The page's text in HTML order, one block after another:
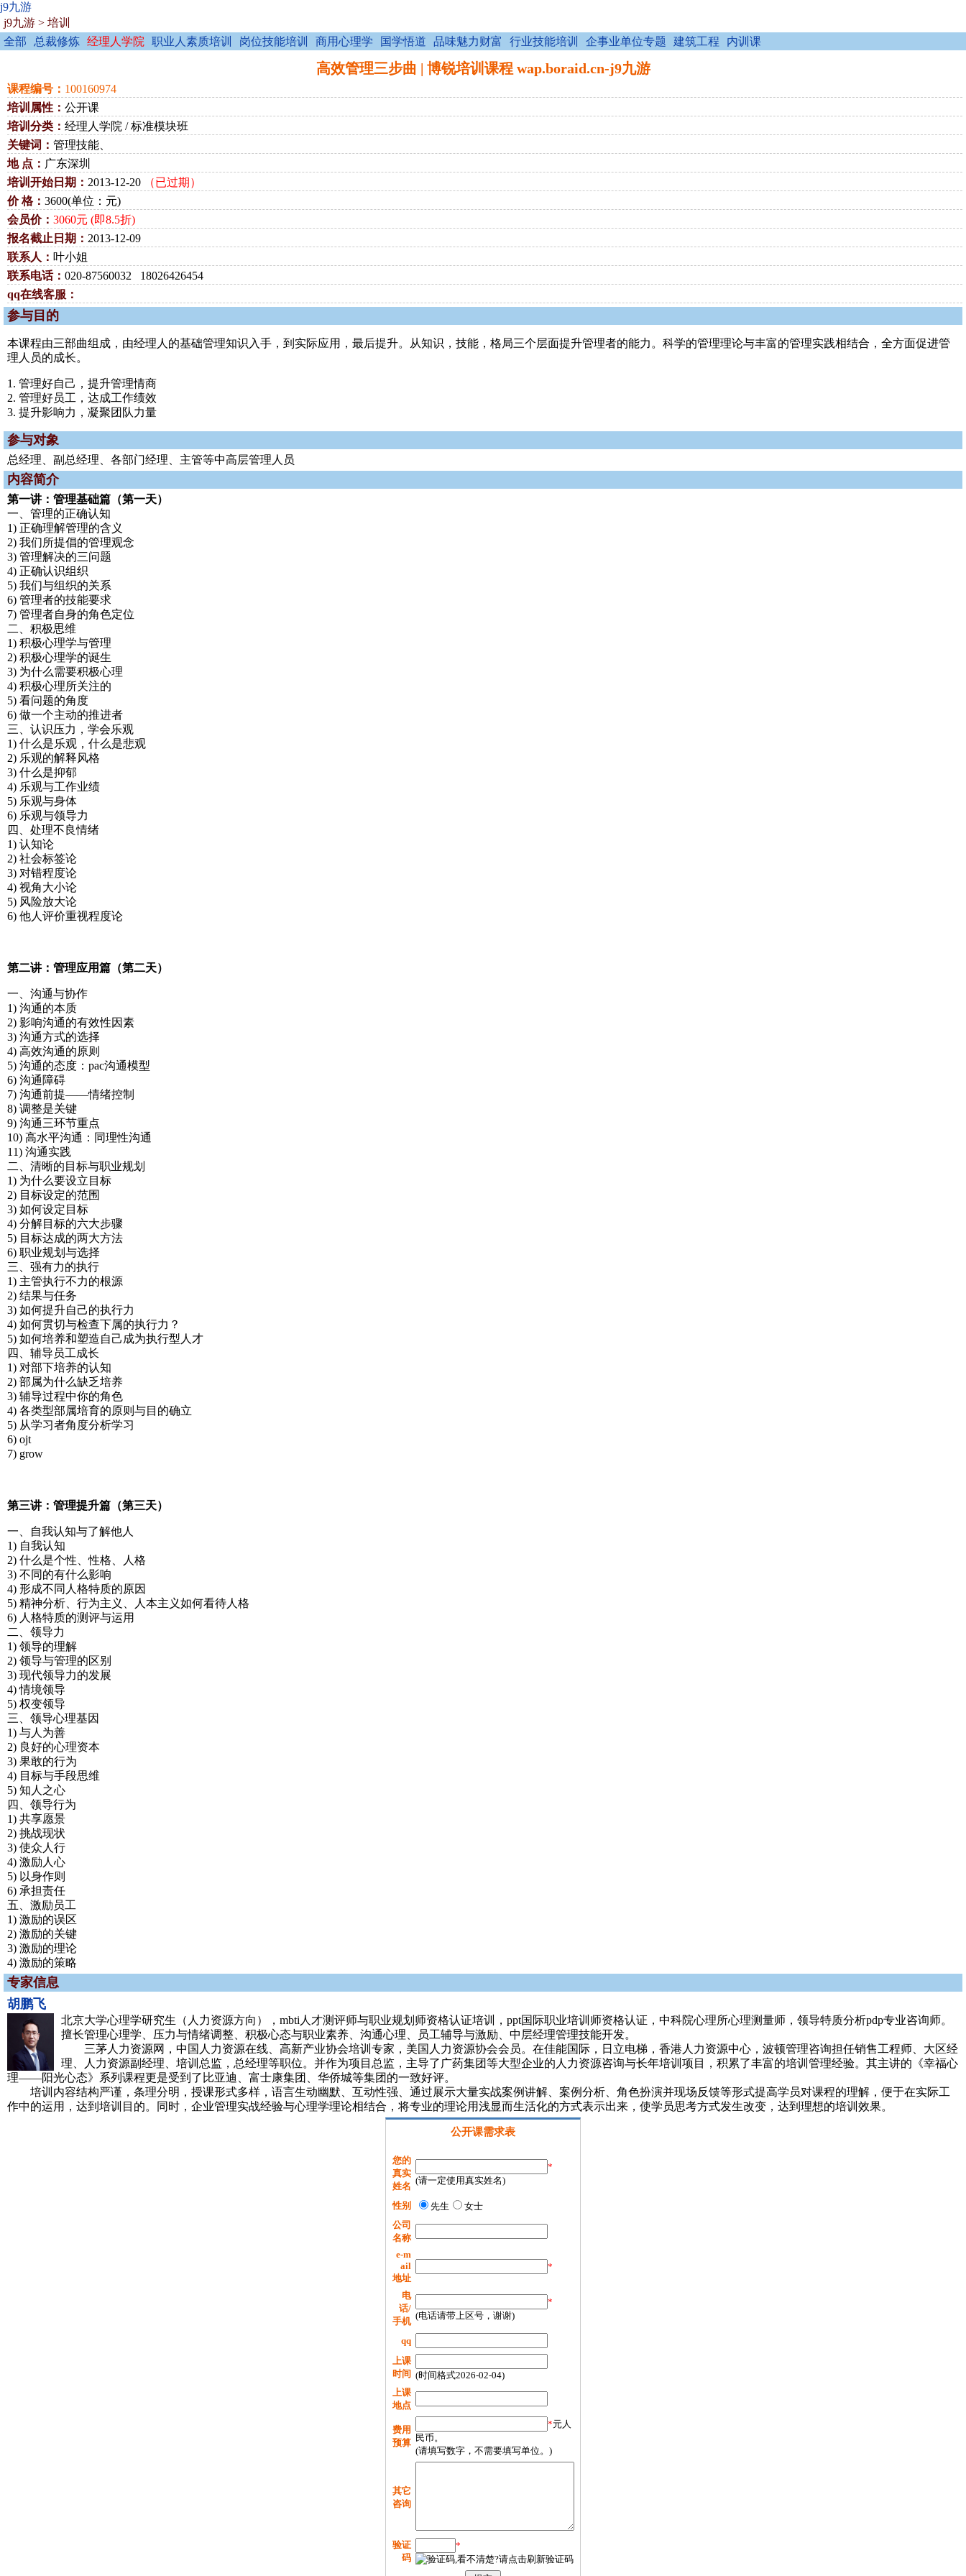
j9九游
j9九游 > 培训
全部
总裁修炼 经理人学院 职业人素质培训 岗位技能培训 商用心理学 国学悟道 品味魅力财富 行业技能培训 企事业单位专题 建筑工程 内训课
高效管理三步曲 | 博锐培训课程 wap.boraid.cn-j9九游
课程编号： 100160974
培训属性： 公开课
培训分类： 经理人学院 / 标准模块班
关键词： 管理技能、
地 点： 广东深圳
培训开始日期： 2013-12-20
（已过期）
价 格： 3600(单位：元)
会员价： 3060元 (即8.5折)
报名截止日期： 2013-12-09
联系人： 叶小姐
联系电话： 020-87560032 18026426454
qq在线客服：
参与目的
本课程由三部曲组成，由经理人的基础管理知识入手，到实际应用，最后提升。从知识，技能，格局三个层面提升管理者的能力。科学的管理理论与丰富的管理实践相结合，全方面促进管
理人员的成长。
1. 管理好自己，提升管理情商
2. 管理好员工，达成工作绩效
3. 提升影响力，凝聚团队力量
参与对象
总经理、副总经理、各部门经理、主管等中高层管理人员
内容简介
第一讲：管理基础篇（第一天）
一、管理的正确认知
1) 正确理解管理的含义
2) 我们所提倡的管理观念
3) 管理解决的三问题
4) 正确认识组织
5) 我们与组织的关系
6) 管理者的技能要求
7) 管理者自身的角色定位
二、积极思维
1) 积极心理学与管理
2) 积极心理学的诞生
3) 为什么需要积极心理
4) 积极心理所关注的
5) 看问题的角度
6) 做一个主动的推进者
三、认识压力，学会乐观
1) 什么是乐观，什么是悲观
2) 乐观的解释风格
3) 什么是抑郁
4) 乐观与工作业绩
5) 乐观与身体
6) 乐观与领导力
四、处理不良情绪
1) 认知论
2) 社会标签论
3) 对错程度论
4) 视角大小论
5) 风险放大论
6) 他人评价重视程度论
第二讲：管理应用篇（第二天）
一、沟通与协作
1) 沟通的本质
2) 影响沟通的有效性因素
3) 沟通方式的选择
4) 高效沟通的原则
5) 沟通的态度：pac沟通模型
6) 沟通障碍
7) 沟通前提——情绪控制
8) 调整是关键
9) 沟通三环节重点
10) 高水平沟通：同理性沟通
11) 沟通实践
二、清晰的目标与职业规划
1) 为什么要设立目标
2) 目标设定的范围
3) 如何设定目标
4) 分解目标的六大步骤
5) 目标达成的两大方法
6) 职业规划与选择
三、强有力的执行
1) 主管执行不力的根源
2) 结果与任务
3) 如何提升自己的执行力
4) 如何贯切与检查下属的执行力？
5) 如何培养和塑造自己成为执行型人才
四、辅导员工成长
1) 对部下培养的认知
2) 部属为什么缺乏培养
3) 辅导过程中你的角色
4) 各类型部属培育的原则与目的确立
5) 从学习者角度分析学习
6) ojt
7) grow
第三讲：管理提升篇（第三天）
一、自我认知与了解他人
1) 自我认知
2) 什么是个性、性格、人格
3) 不同的有什么影响
4) 形成不同人格特质的原因
5) 精神分析、行为主义、人本主义如何看待人格
6) 人格特质的测评与运用
二、领导力
1) 领导的理解
2) 领导与管理的区别
3) 现代领导力的发展
4) 情境领导
5) 权变领导
三、领导心理基因
1) 与人为善
2) 良好的心理资本
3) 果敢的行为
4) 目标与手段思维
5) 知人之心
四、领导行为
1) 共享愿景
2) 挑战现状
3) 使众人行
4) 激励人心
5) 以身作则
6) 承担责任
五、激励员工
1) 激励的误区
2) 激励的关键
3) 激励的理论
4) 激励的策略
专家信息
胡鹏飞
北京大学心理学研究生（人力资源方向），mbti人才测评师与职业规划师资格认证培训，ppt国际职业培训师资格认证，中科院心理所心理测量师，领导特质分析pdp专业咨询师。
擅长管理心理学、压力与情绪调整、积极心态与职业素养、沟通心理、员工辅导与激励、中层经理管理技能开发。
三茅人力资源网，中国人力资源在线、高新产业协会培训专家，美国人力资源协会会员。在佳能国际，日立电梯，香港人力资源中心，波顿管理咨询担任销售工程师、大区经
理、人力资源副经理、培训总监，总经理等职位。并作为项目总监，主导了广药集团等大型企业的人力资源咨询与长年培训项目，积累了丰富的培训管理经验。其主讲的《幸福心
理——阳光心态》系列课程更是受到了比亚迪、富士康集团、华侨城等集团的一致好评。
培训内容结构严谨，条理分明，授课形式多样，语言生动幽默、互动性强、通过展示大量实战案例讲解、案例分析、角色扮演并现场反馈等形式提高学员对课程的理解，便于在实际工
作中的运用，达到培训目的。同时，企业管理实战经验与心理学理论相结合，将专业的理论用浅显而生活化的方式表示出来，使学员思考方式发生改变，达到理想的培训效果。
公开课需求表
您的
真实
姓名
*
(请一定使用真实姓名)
性别 先生
女士
公司
名称
e-m
ail
地址
*
电
话/
手机
*
(电话请带上区号，谢谢)
qq
上课
时间 (时间格式2026-02-04)
上课
地点
费用
预算
*元人
民币。
(请填写数字，不需要填写单位。)
其它
咨询
验证
码
*